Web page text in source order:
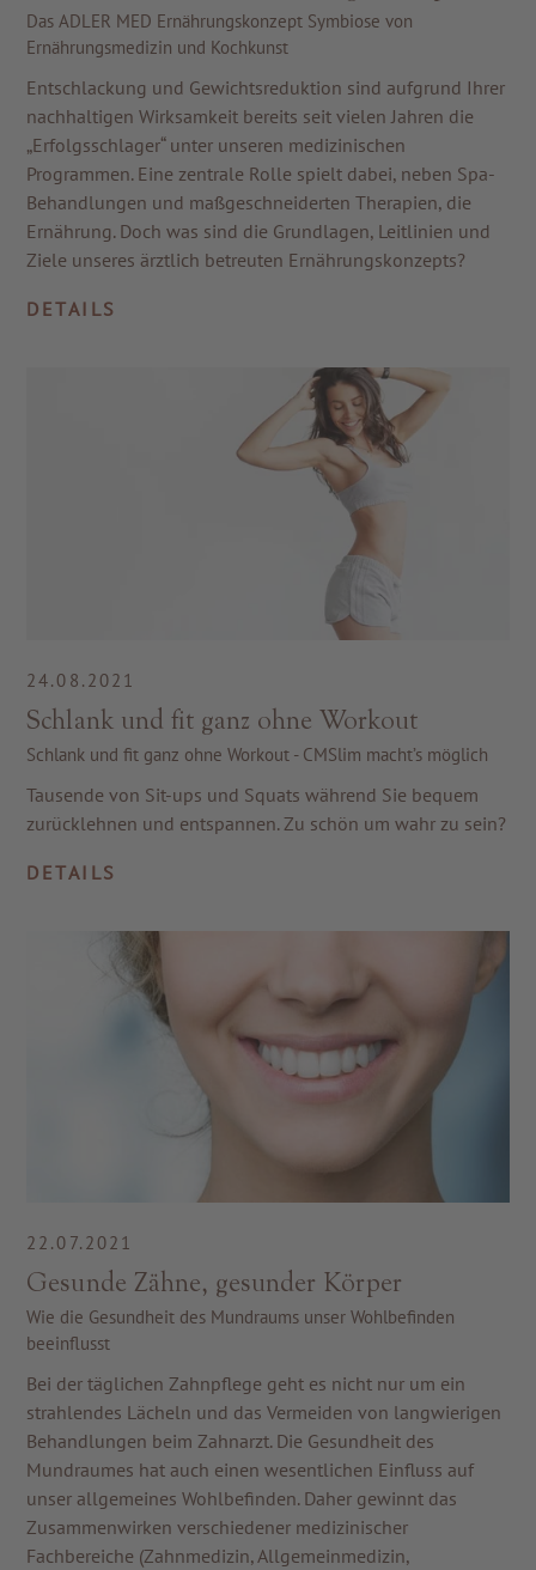
Das ADLER MED Ernährungskonzept Symbiose von
Ernährungsmedizin und Kochkunst
Entschlackung und Gewichtsreduktion sind aufgrund Ihrer
nachhaltigen Wirksamkeit bereits seit vielen Jahren die
„Erfolgsschlager“ unter unseren medizinischen
Programmen. Eine zentrale Rolle spielt dabei, neben Spa-
Behandlungen und maßgeschneiderten Therapien, die
Ernährung. Doch was sind die Grundlagen, Leitlinien und
Ziele unseres ärztlich betreuten Ernährungskonzepts?
DETAILS
24.08.2021
Schlank und fit ganz ohne Workout
Schlank und fit ganz ohne Workout - CMSlim macht’s möglich
Tausende von Sit-ups und Squats während Sie bequem
zurücklehnen und entspannen. Zu schön um wahr zu sein?
DETAILS
22.07.2021
Gesunde Zähne, gesunder Körper
Wie die Gesundheit des Mundraums unser Wohlbefinden
beeinflusst
Bei der täglichen Zahnpflege geht es nicht nur um ein
strahlendes Lächeln und das Vermeiden von langwierigen
Behandlungen beim Zahnarzt. Die Gesundheit des
Mundraumes hat auch einen wesentlichen Einfluss auf
unser allgemeines Wohlbefinden. Daher gewinnt das
Zusammenwirken verschiedener medizinischer
Fachbereiche (Zahnmedizin, Allgemeinmedizin,